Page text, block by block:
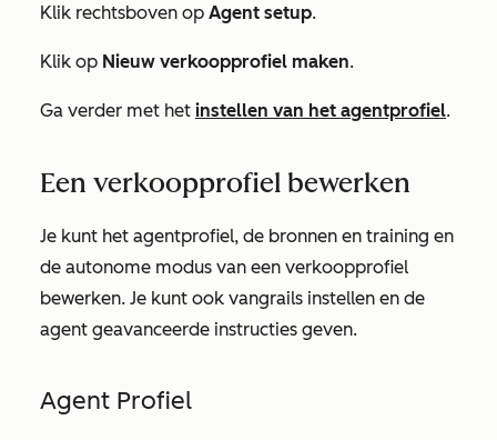
Klik rechtsboven op Agent setup.
Klik op Nieuw verkoopprofiel maken.
Ga verder met het instellen van het agentprofiel.
Een verkoopprofiel bewerken
Je kunt het agentprofiel, de bronnen en training en
de autonome modus van een verkoopprofiel
bewerken. Je kunt ook vangrails instellen en de
agent geavanceerde instructies geven.
Agent Profiel